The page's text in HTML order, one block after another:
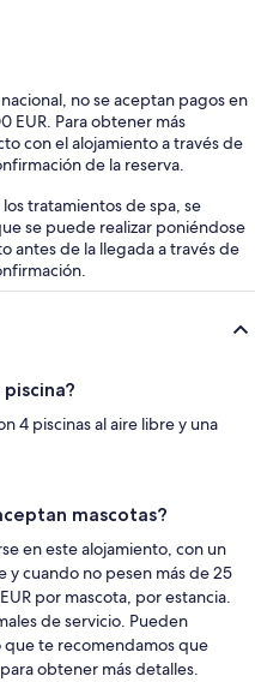
no se aceptan pagos en
EUR. Para obtener más
con el alojamiento a través de
de la reserva.
los tratamientos de spa, se
se puede realizar poniéndose
antes de la llegada a través de
4 piscinas al aire libre y una
mascotas?
en este alojamiento, con un
y cuando no pesen más de 25
por mascota, por estancia.
de servicio. Pueden
que te recomendamos que
obtener más detalles.